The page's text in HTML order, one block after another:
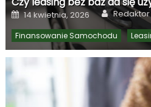
Posted
on
14 kwietnia, 2026 Author
Redaktor
Finansowanie Samochodu